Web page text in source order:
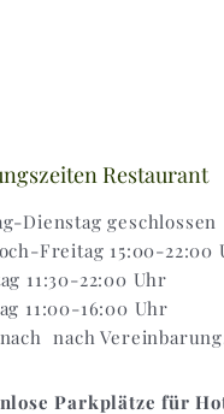
Restaurant
Dienstag geschlossen
Freitag 15:00-22:00
11:30-22:00 Uhr
11:00-16:00 Uhr
nach
Parkplätze für